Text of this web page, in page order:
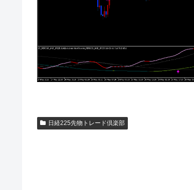
日経225先物トレード倶楽部